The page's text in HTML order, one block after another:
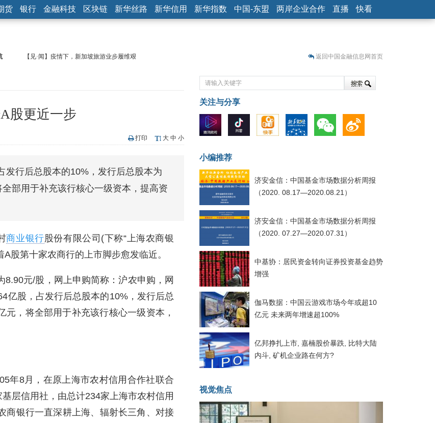
货 银行 金融科技 区块链 新华丝路 新华信用 新华指数 中国-东盟 两岸企业合作 直播 快看
【见·闻】疫情下，新加坡旅游业步履维艰
济安金信：中国基金市场数据分析周报（2020. 07.27—2020.07.31）
【新华财经调查】同业存单、结构性存款玩起“跷跷板” 结构性失衡藏
在“隐秘的角落”
央行公开市场净投放300亿元 短端资金利率明显下行
基本面及股市双轮冲击 债市回调十年期债表现最弱
济安金信：中国基金市场数据分析周报（2020. 08.17—2020.08.21）
返回中国金融信息网首页
股更近一步
打印 大 中 小
发行后总股本的10%，发行后总股本为
部用于补充该行核心一级资本，提高资
商业银行股份有限公司(下称“上海农商银
股第十家农商行的上市脚步愈发临近。
元/股，网上申购简称：沪农申购，网
亿股，占发行后总股本的10%，发行后总
，将全部用于补充该行核心一级资本，
年8月，在原上海市农村信用合作社联合
层信用社，由总计234家上海市农村信用
商银行一直深耕上海、辐射长三角、对接
关注与分享
小编推荐
济安金信：中国基金市场数据分析周报
（2020. 08.17—2020.08.21）
济安金信：中国基金市场数据分析周报
（2020. 07.27—2020.07.31）
中基协：居民资金转向证券投资基金趋势
增强
伽马数据：中国云游戏市场今年或超10
亿元 未来两年增速超100%
亿邦挣扎上市, 嘉楠股价暴跌, 比特大陆
内斗, 矿机企业路在何方?
视觉焦点